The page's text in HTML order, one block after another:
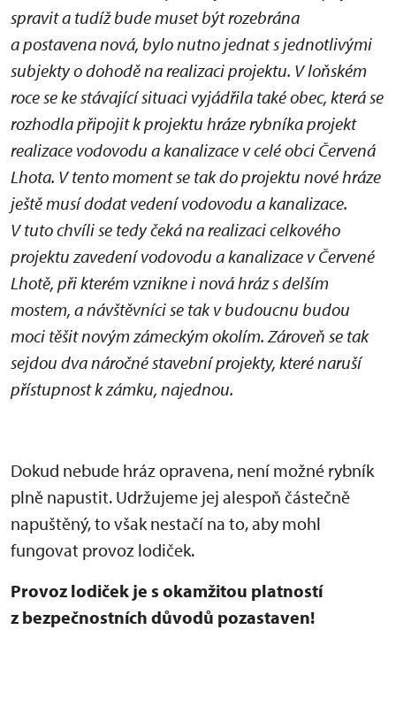
spravit a tudíž bude muset být rozebrána
a postavena nová, bylo nutno jednat s jednotlivými
subjekty o dohodě na realizaci projektu. V loňském
roce se ke stávající situaci vyjádřila také obec, která se
rozhodla připojit k projektu hráze rybníka projekt
realizace vodovodu a kanalizace v celé obci Červená
Lhota. V tento moment se tak do projektu nové hráze
ještě musí dodat vedení vodovodu a kanalizace.
V tuto chvíli se tedy čeká na realizaci celkového
projektu zavedení vodovodu a kanalizace v Červené
Lhotě, při kterém vznikne i nová hráz s delším
mostem, a návštěvníci se tak v budoucnu budou
moci těšit novým zámeckým okolím. Zároveň se tak
sejdou dva náročné stavební projekty, které naruší
přístupnost k zámku, najednou.
Dokud nebude hráz opravena, není možné rybník
plně napustit. Udržujeme jej alespoň částečně
napuštěný, to však nestačí na to, aby mohl
fungovat provoz lodiček.
Provoz lodiček je s okamžitou platností
z bezpečnostních důvodů pozastaven!